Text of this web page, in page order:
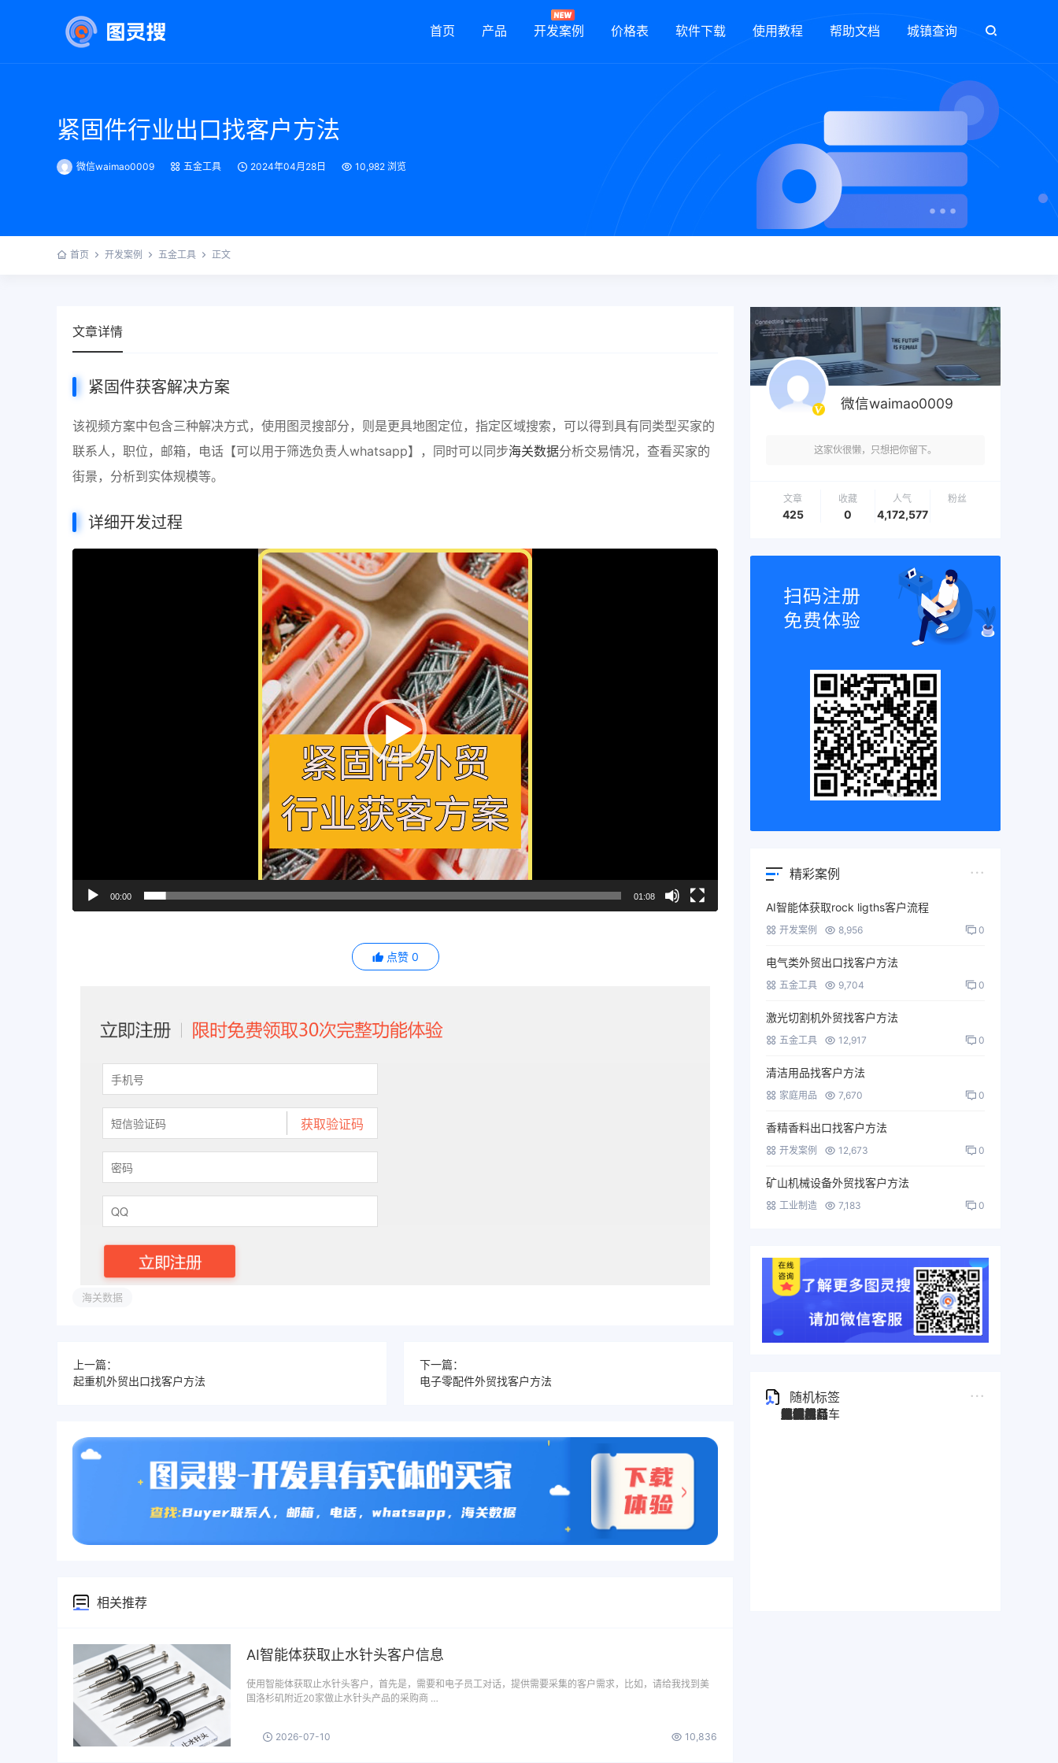
首页 产品 开发案例 价格表 软件下载 使用教程 帮助文档 城镇查询
紧固件行业出口找客户方法
微信waimao0009 五金工具 2024年04月28日 10,982 浏览
首页 开发案例 五金工具 正文
文章详情
紧固件获客解决方案
该视频方案中包含三种解决方式，使用图灵搜部分，则是更具地图定位，指定区域搜索，可以得到具有同类型买家的
联系人，职位，邮箱，电话【可以用于筛选负责人whatsapp】，同时可以同步海关数据分析交易情况，查看买家的
街景，分析到实体规模等。
详细开发过程
00:00 01:08
点赞 0
海关数据
上一篇：
起重机外贸出口找客户方法
下一篇：
电子零配件外贸找客户方法
相关推荐
AI智能体获取止水针头客户信息
使用智能体获取止水针头客户，首先是，需要和电子员工对话，提供需要采集的客户需求，比如，请给我找到美
国洛杉矶附近20家做止水针头产品的采购商 …
2026-07-10 10,836
微信waimao0009
这家伙很懒，只想把你留下。
文章
425
收藏
0
人气
4,172,577
粉丝
精彩案例
AI智能体获取rock ligths客户流程
开发案例 8,956 0
电气类外贸出口找客户方法
五金工具 9,704 0
激光切割机外贸找客户方法
五金工具 12,917 0
清洁用品找客户方法
家庭用品 7,670 0
香精香料出口找客户方法
开发案例 12,673 0
矿山机械设备外贸找客户方法
工业制造 7,183 0
随机标签
图灵搜
电子秤
劳保手套
压缩机
宠物用品
纸袋
塑料袋
箱包
圣诞树
电子烟
集装箱
沙发
户外用品
美容用品
红酒
电动自行车
服装
母婴用品
石材
壁纸
建筑材料